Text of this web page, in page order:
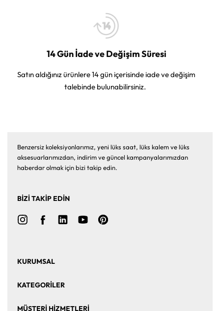
14 Gün İade ve Değişim Süresi
Satın aldığınız ürünlere 14 gün içerisinde iade ve değişim
talebinde bulunabilirsiniz.
Benzersiz koleksiyonlarımız, yeni lüks saat, lüks kalem ve lüks
aksesuarlarımızdan, indirim ve güncel kampanyalarımızdan
haberdar olmak için bizi takip edin.
BİZİ TAKİP EDİN
KURUMSAL
KATEGORİLER
MÜŞTERİ HİZMETLERİ